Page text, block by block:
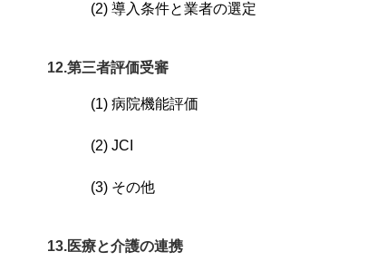
(2) 導入条件と業者の選定
12.第三者評価受審
(1) 病院機能評価
(2) JCI
(3) その他
13.医療と介護の連携